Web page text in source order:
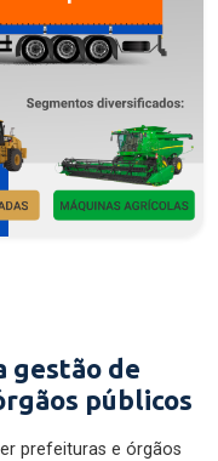
gestão de
públicos
prefeituras e órgãos